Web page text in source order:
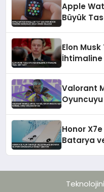
Apple
Büyük
Elon
İhtimaline
Valorant
Oyuncuyu
Honor
Batarya